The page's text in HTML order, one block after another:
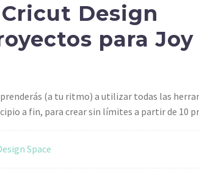
Design
para Joy
(a tu ritmo) a utilizar todas las
a fin, para crear sin límites a partir de 10
Space